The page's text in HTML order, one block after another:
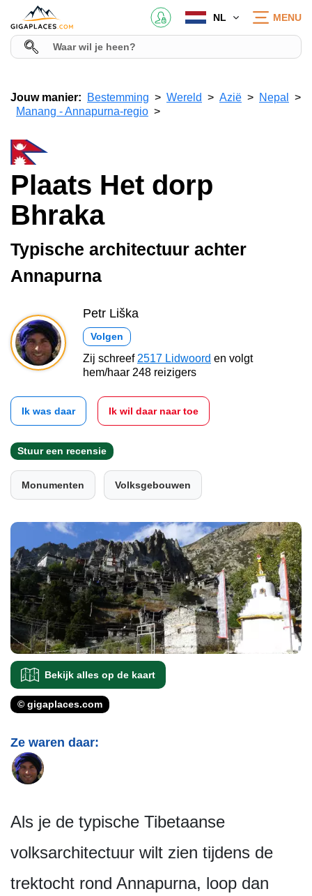
NL MENU
Jouw manier: Bestemming Wereld Azië
Nepal
Manang - Annapurna-regio
Plaats Het dorp
Bhraka
Typische architectuur achter
Annapurna
Petr Liška
Volgen
Zij schreef 2517 Lidwoord en volgt
hem/haar 248 reizigers
Ik was daar Ik wil daar naar toe
Stuur een recensie
Monumenten Volksgebouwen
Bekijk alles op de kaart
© gigaplaces.com
Ze waren daar:
Als je de typische Tibetaanse
volksarchitectuur wilt zien tijdens de
trektocht rond Annapurna, loop dan